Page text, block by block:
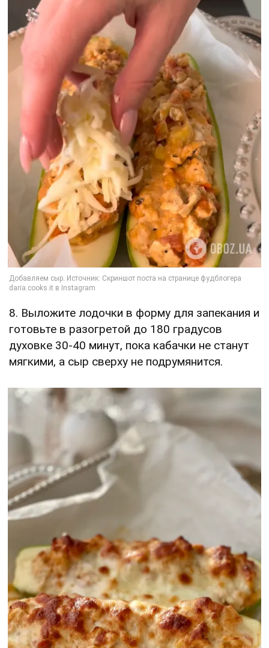
8. Выложите лодочки в форму для запекания и
готовьте в разогретой до 180 градусов
духовке 30-40 минут, пока кабачки не станут
мягкими, а сыр сверху не подрумянится.